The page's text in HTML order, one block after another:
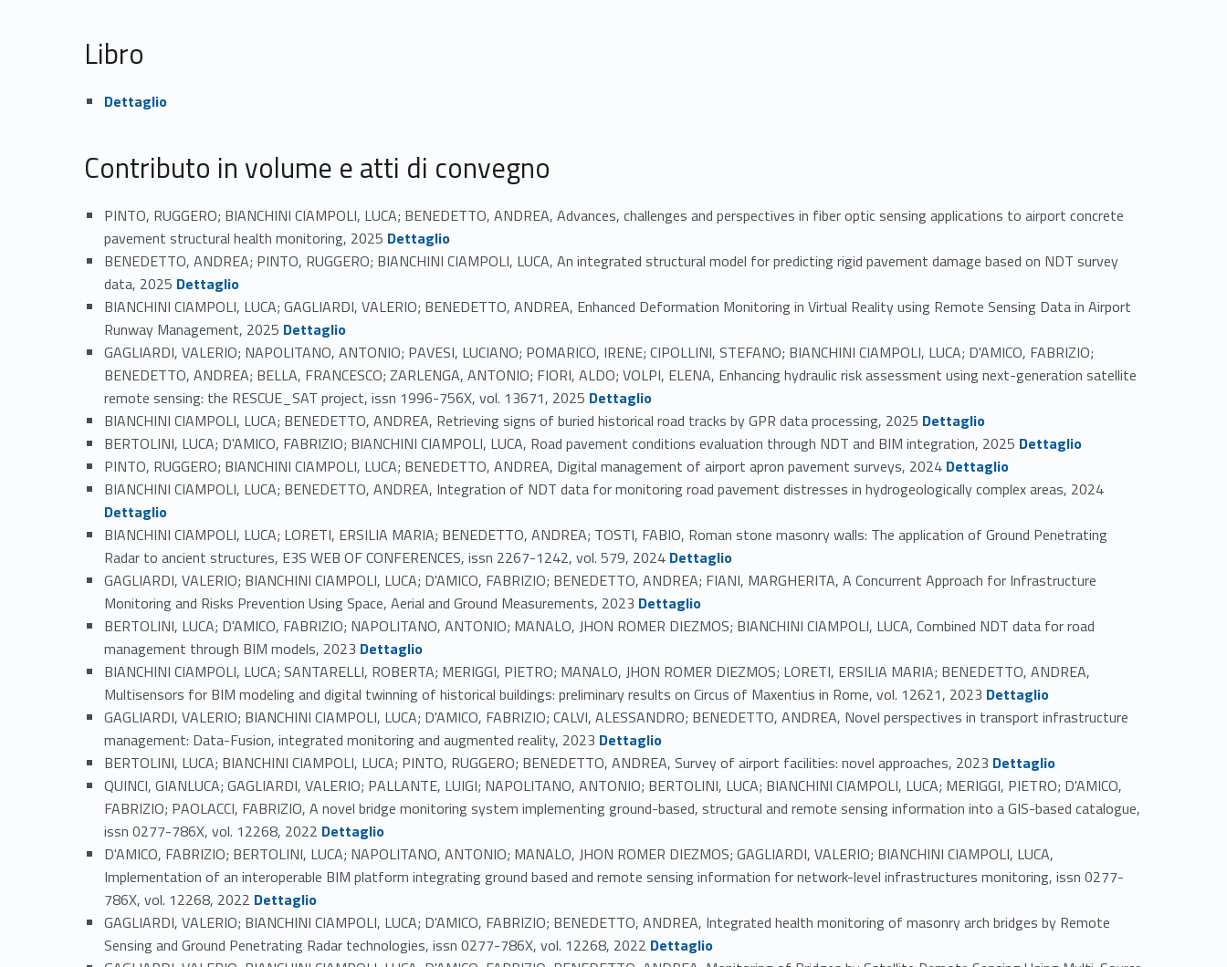
Libro
Link identifier #identifier_person_180032-37
Dettaglio
Contributo in volume e atti di convegno
PINTO, RUGGERO; BIANCHINI CIAMPOLI, LUCA; BENEDETTO, ANDREA, Advances, challenges and perspectives in fiber optic sensing applications to airport concrete
pavement structural health monitoring, 2025 Link identifier #identifier_person_156026-38
Dettaglio
BENEDETTO, ANDREA; PINTO, RUGGERO; BIANCHINI CIAMPOLI, LUCA, An integrated structural model for predicting rigid pavement damage based on NDT survey
data, 2025 Link identifier #identifier_person_92019-39
Dettaglio
BIANCHINI CIAMPOLI, LUCA; GAGLIARDI, VALERIO; BENEDETTO, ANDREA, Enhanced Deformation Monitoring in Virtual Reality using Remote Sensing Data in Airport
Runway Management, 2025 Link identifier #identifier_person_46908-40
Dettaglio
GAGLIARDI, VALERIO; NAPOLITANO, ANTONIO; PAVESI, LUCIANO; POMARICO, IRENE; CIPOLLINI, STEFANO; BIANCHINI CIAMPOLI, LUCA; D'AMICO, FABRIZIO;
BENEDETTO, ANDREA; BELLA, FRANCESCO; ZARLENGA, ANTONIO; FIORI, ALDO; VOLPI, ELENA, Enhancing hydraulic risk assessment using next-generation satellite
remote sensing: the RESCUE_SAT project, issn 1996-756X, vol. 13671, 2025 Link identifier #identifier_person_27592-41
Dettaglio
BIANCHINI CIAMPOLI, LUCA; BENEDETTO, ANDREA, Retrieving signs of buried historical road tracks by GPR data processing, 2025 Link identifier #identifier_person_41985-42
Dettaglio
BERTOLINI, LUCA; D'AMICO, FABRIZIO; BIANCHINI CIAMPOLI, LUCA, Road pavement conditions evaluation through NDT and BIM integration, 2025 Link identifier #identifier_person_158507-43
Dettaglio
PINTO, RUGGERO; BIANCHINI CIAMPOLI, LUCA; BENEDETTO, ANDREA, Digital management of airport apron pavement surveys, 2024 Link identifier #identifier_person_108551-44
Dettaglio
BIANCHINI CIAMPOLI, LUCA; BENEDETTO, ANDREA, Integration of NDT data for monitoring road pavement distresses in hydrogeologically complex areas, 2024
Dettaglio
BIANCHINI CIAMPOLI, LUCA; LORETI, ERSILIA MARIA; BENEDETTO, ANDREA; TOSTI, FABIO, Roman stone masonry walls: The application of Ground Penetrating
Radar to ancient structures, E3S WEB OF CONFERENCES, issn 2267-1242, vol. 579, 2024 Link identifier #identifier_person_44478-46
Dettaglio
GAGLIARDI, VALERIO; BIANCHINI CIAMPOLI, LUCA; D'AMICO, FABRIZIO; BENEDETTO, ANDREA; FIANI, MARGHERITA, A Concurrent Approach for Infrastructure
Monitoring and Risks Prevention Using Space, Aerial and Ground Measurements, 2023 Link identifier #identifier_person_21417-47
Dettaglio
BERTOLINI, LUCA; D'AMICO, FABRIZIO; NAPOLITANO, ANTONIO; MANALO, JHON ROMER DIEZMOS; BIANCHINI CIAMPOLI, LUCA, Combined NDT data for road
management through BIM models, 2023 Link identifier #identifier_person_15195-48
Dettaglio
BIANCHINI CIAMPOLI, LUCA; SANTARELLI, ROBERTA; MERIGGI, PIETRO; MANALO, JHON ROMER DIEZMOS; LORETI, ERSILIA MARIA; BENEDETTO, ANDREA,
Multisensors for BIM modeling and digital twinning of historical buildings: preliminary results on Circus of Maxentius in Rome, vol. 12621, 2023 Link identifier #identifier_person_191876-49
Dettaglio
GAGLIARDI, VALERIO; BIANCHINI CIAMPOLI, LUCA; D'AMICO, FABRIZIO; CALVI, ALESSANDRO; BENEDETTO, ANDREA, Novel perspectives in transport infrastructure
management: Data-Fusion, integrated monitoring and augmented reality, 2023 Link identifier #identifier_person_150563-50
Dettaglio
BERTOLINI, LUCA; BIANCHINI CIAMPOLI, LUCA; PINTO, RUGGERO; BENEDETTO, ANDREA, Survey of airport facilities: novel approaches, 2023 Link identifier #identifier_person_160128-51
Dettaglio
QUINCI, GIANLUCA; GAGLIARDI, VALERIO; PALLANTE, LUIGI; NAPOLITANO, ANTONIO; BERTOLINI, LUCA; BIANCHINI CIAMPOLI, LUCA; MERIGGI, PIETRO; D'AMICO,
FABRIZIO; PAOLACCI, FABRIZIO, A novel bridge monitoring system implementing ground-based, structural and remote sensing information into a GIS-based catalogue,
issn 0277-786X, vol. 12268, 2022 Link identifier #identifier_person_42880-52
Dettaglio
D'AMICO, FABRIZIO; BERTOLINI, LUCA; NAPOLITANO, ANTONIO; MANALO, JHON ROMER DIEZMOS; GAGLIARDI, VALERIO; BIANCHINI CIAMPOLI, LUCA,
Implementation of an interoperable BIM platform integrating ground based and remote sensing information for network-level infrastructures monitoring, issn 0277-
786X, vol. 12268, 2022 Link identifier #identifier_person_28768-53
Dettaglio
GAGLIARDI, VALERIO; BIANCHINI CIAMPOLI, LUCA; D'AMICO, FABRIZIO; BENEDETTO, ANDREA, Integrated health monitoring of masonry arch bridges by Remote
Sensing and Ground Penetrating Radar technologies, issn 0277-786X, vol. 12268, 2022 Link identifier #identifier_person_144612-54
Dettaglio